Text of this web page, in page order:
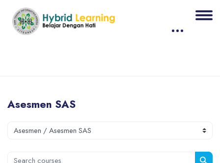
Asesmen SAS
Course categories
Search courses